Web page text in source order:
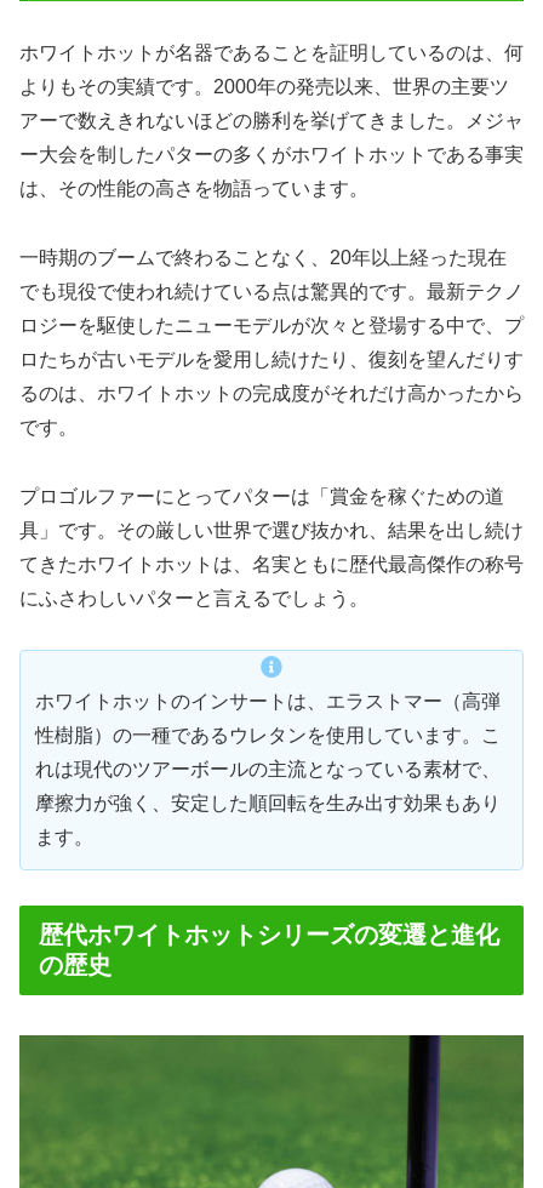
ホワイトホットが名器であることを証明しているのは、何
よりもその実績です。2000年の発売以来、世界の主要ツ
アーで数えきれないほどの勝利を挙げてきました。メジャ
ー大会を制したパターの多くがホワイトホットである事実
は、その性能の高さを物語っています。
一時期のブームで終わることなく、20年以上経った現在
でも現役で使われ続けている点は驚異的です。最新テクノ
ロジーを駆使したニューモデルが次々と登場する中で、プ
ロたちが古いモデルを愛用し続けたり、復刻を望んだりす
るのは、ホワイトホットの完成度がそれだけ高かったから
です。
プロゴルファーにとってパターは「賞金を稼ぐための道
具」です。その厳しい世界で選び抜かれ、結果を出し続け
てきたホワイトホットは、名実ともに歴代最高傑作の称号
にふさわしいパターと言えるでしょう。
ホワイトホットのインサートは、エラストマー（高弾
性樹脂）の一種であるウレタンを使用しています。こ
れは現代のツアーボールの主流となっている素材で、
摩擦力が強く、安定した順回転を生み出す効果もあり
ます。
歴代ホワイトホットシリーズの変遷と進化
の歴史